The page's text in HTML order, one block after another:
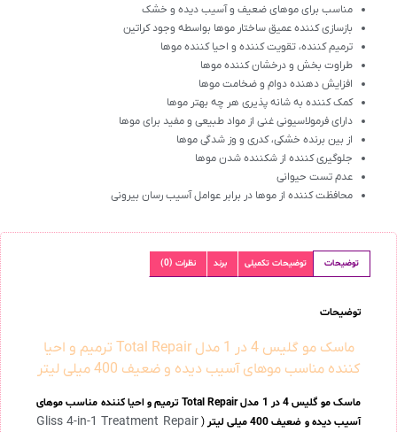
مناسب برای موهای ضعیف و آسیب دیده و خشک
بازسازی کننده عمیق ساختار موها بواسطه وجود کراتین
ترمیم کننده، تقویت کننده و احیا کننده موها
طراوت بخش و درخشان کننده موها
افزایش دهنده دوام و ضخامت موها
کمک کننده به شانه پذیری هر چه بهتر موها
دارای فرمولاسیونی غنی از مواد طبیعی و مفید برای موها
از بین برنده خشکی، کدری و وز شدگی موها
جلوگیری کننده از شکننده شدن موها
عدم تست حیوانی
محافظت کننده از موها در برابر عوامل آسیب رسان بیرونی
توضیحات توضیحات تکمیلی برند نظرات (0)
توضیحات
ماسک مو گلیس 4 در 1 مدل Total Repair ترمیم و احیا
کننده مناسب موهای آسیب دیده و ضعیف 400 میلی لیتر
ماسک مو گلیس 4 در 1 مدل Total Repair ترمیم و احیا کننده مناسب موهای
آسیب دیده و ضعیف 400 میلی لیتر
(
Gliss 4-in-1 Treatment Repair